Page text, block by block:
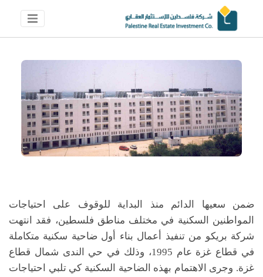
ضمن سعيها الدائم منذ البداية للوقوف على احتياجات
المواطنين السكنية في مختلف مناطق فلسطين، فقد انتهت
شركة بريكو من تنفيذ أعمال بناء أول ضاحية سكنية متكاملة
في قطاع غزة عام 1995، وذلك في حي الندى شمال قطاع
غزة. وجرى الاهتمام بهذه الضاحية السكنية كي تلبي احتياجات